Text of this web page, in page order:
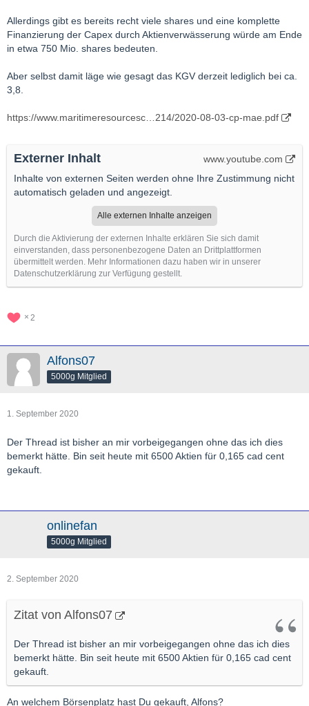
Allerdings gibt es bereits recht viele shares und eine komplette
Finanzierung der Capex durch Aktienverwässerung würde am Ende
in etwa 750 Mio. shares bedeuten.
Aber selbst damit läge wie gesagt das KGV derzeit lediglich bei ca.
3,8.
https://www.maritimeresourcesc…214/2020-08-03-cp-mae.pdf
Externer Inhalt
www.youtube.com
Inhalte von externen Seiten werden ohne Ihre Zustimmung nicht
automatisch geladen und angezeigt.
Alle externen Inhalte anzeigen
Durch die Aktivierung der externen Inhalte erklären Sie sich damit
einverstanden, dass personenbezogene Daten an Drittplattformen
übermittelt werden. Mehr Informationen dazu haben wir in unserer
Datenschutzerklärung zur Verfügung gestellt.
2
Alfons07
5000g Mitglied
1. September 2020
Der Thread ist bisher an mir vorbeigegangen ohne das ich dies
bemerkt hätte. Bin seit heute mit 6500 Aktien für 0,165 cad cent
gekauft.
onlinefan
5000g Mitglied
2. September 2020
Zitat von Alfons07
Der Thread ist bisher an mir vorbeigegangen ohne das ich dies
bemerkt hätte. Bin seit heute mit 6500 Aktien für 0,165 cad cent
gekauft.
An welchem Börsenplatz hast Du gekauft, Alfons?